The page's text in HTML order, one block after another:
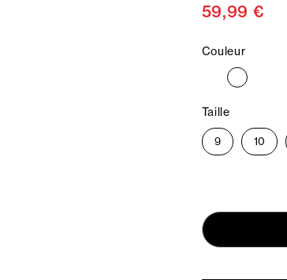
59,99 €
Couleur
Taille
9 10